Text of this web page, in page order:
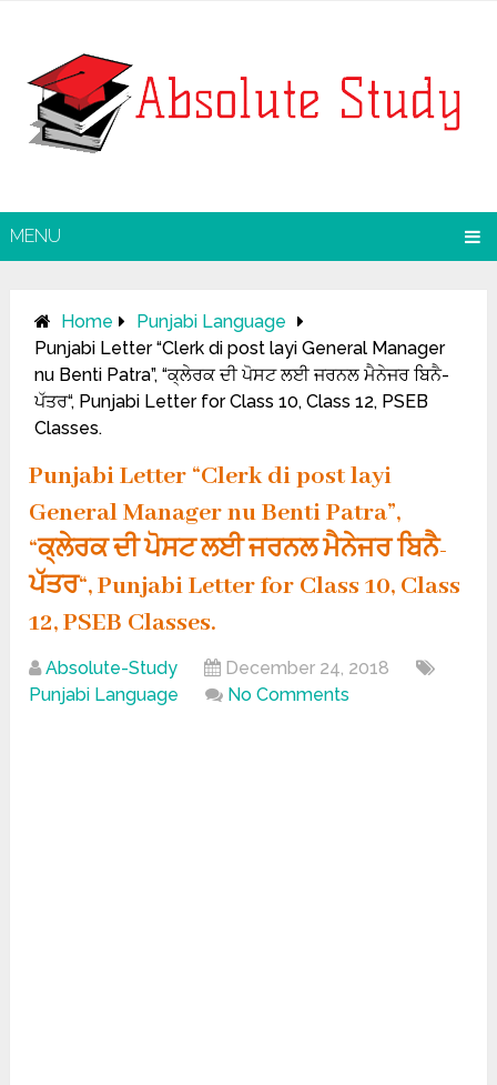
MENU
Home
Punjabi Language
Punjabi Letter “Clerk di post layi General Manager
nu Benti Patra”, “ਕ੍ਲੇਰਕ ਦੀ ਪੋਸਟ ਲਈ ਜਰਨਲ ਮੈਨੇਜਰ ਬਿਨੈ-
ਪੱਤਰ“, Punjabi Letter for Class 10, Class 12, PSEB
Classes.
Punjabi Letter “Clerk di post layi
General Manager nu Benti Patra”,
“ਕ੍ਲੇਰਕ ਦੀ ਪੋਸਟ ਲਈ ਜਰਨਲ ਮੈਨੇਜਰ ਬਿਨੈ-
ਪੱਤਰ“, Punjabi Letter for Class 10, Class
12, PSEB Classes.
Absolute-Study
December 24, 2018
Punjabi Language
No Comments